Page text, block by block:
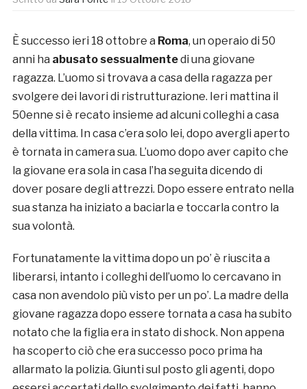
È successo ieri 18 ottobre a Roma, un operaio di 50
anni ha abusato sessualmentedi una giovane
ragazza. L’uomo si trovava a casa della ragazza per
svolgere dei lavori di ristrutturazione. Ieri mattina il
50enne si è recato insieme ad alcuni colleghi a casa
della vittima. In casa c’era solo lei, dopo avergli aperto
è tornata in camera sua. L’uomo dopo aver capito che
la giovane era sola in casa l’ha seguita dicendo di
dover posare degli attrezzi. Dopo essere entrato nella
sua stanza ha iniziato a baciarla e toccarla contro la
sua volontà.
Fortunatamente la vittima dopo un po’ è riuscita a
liberarsi, intanto i colleghi dell’uomo lo cercavano in
casa non avendolo più visto per un po’. La madre della
giovane ragazza dopo essere tornata a casa ha subito
notato che la figlia era in stato di shock. Non appena
ha scoperto ciò che era successo poco prima ha
allarmato la polizia. Giunti sul posto gli agenti, dopo